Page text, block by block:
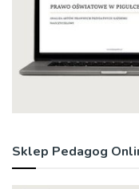
Sklep Pedagog